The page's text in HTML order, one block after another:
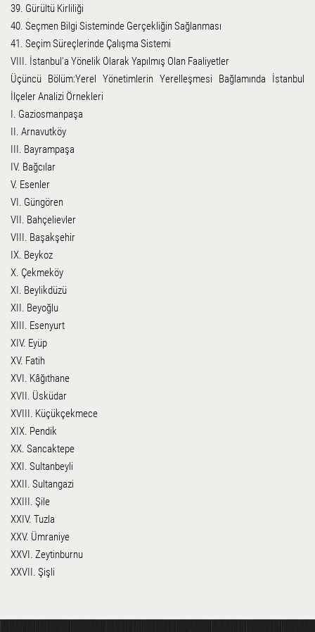
39. Gürültü Kirliliği
40. Seçmen Bilgi Sisteminde Gerçekliğin Sağlanması
41. Seçim Süreçlerinde Çalışma Sistemi
VIII. İstanbul'a Yönelik Olarak Yapılmış Olan Faaliyetler
Üçüncü Bölüm:Yerel Yönetimlerin Yerelleşmesi Bağlamında İstanbul
İlçeler Analizi Örnekleri
I. Gaziosmanpaşa
II. Arnavutköy
III. Bayrampaşa
IV. Bağcılar
V. Esenler
VI. Güngören
VII. Bahçelievler
VIII. Başakşehir
IX. Beykoz
X. Çekmeköy
XI. Beylikdüzü
XII. Beyoğlu
XIII. Esenyurt
XIV. Eyüp
XV. Fatih
XVI. Kâğıthane
XVII. Üsküdar
XVIII. Küçükçekmece
XIX. Pendik
XX. Sancaktepe
XXI. Sultanbeyli
XXII. Sultangazi
XXIII. Şile
XXIV. Tuzla
XXV. Ümraniye
XXVI. Zeytinburnu
XXVII. Şişli